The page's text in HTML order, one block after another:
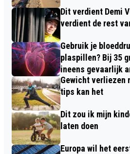
Dit verdient Demi
verdient de rest
Gebruik je
plaspillen? Bij 35
ineens gevaarlijk
Gewicht verliezen
tips kan het
Dit zou ik mijn
laten doen
Europa wil het